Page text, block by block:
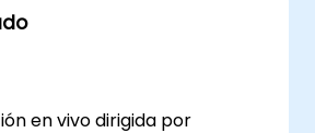
en vivo dirigida por